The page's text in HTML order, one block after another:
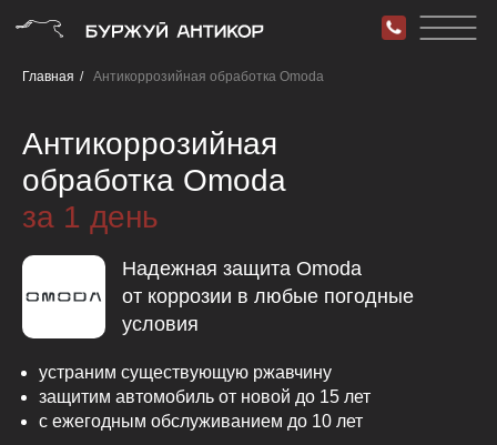
Главная / Антикоррозийная обработка Omoda
Надежная защита Omoda
от коррозии в любые погодные
условия
устраним существующую ржавчину
защитим автомобиль от новой до 15 лет
с ежегодным обслуживанием до 10 лет
Антикоррозийная
обработка Omoda
за 1 день